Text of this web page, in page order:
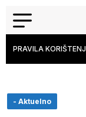
PRAVILA
- Aktuelno